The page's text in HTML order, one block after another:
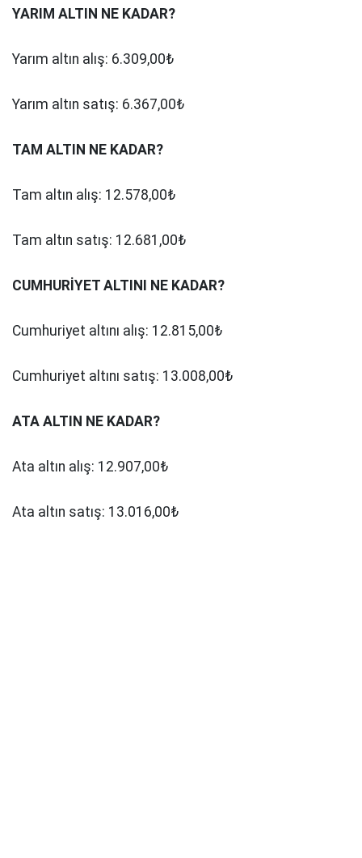
YARIM ALTIN NE KADAR?
Yarım altın alış: 6.309,00₺
Yarım altın satış: 6.367,00₺
TAM ALTIN NE KADAR?
Tam altın alış: 12.578,00₺
Tam altın satış: 12.681,00₺
CUMHURİYET ALTINI NE KADAR?
Cumhuriyet altını alış: 12.815,00₺
Cumhuriyet altını satış: 13.008,00₺
ATA ALTIN NE KADAR?
Ata altın alış: 12.907,00₺
Ata altın satış: 13.016,00₺